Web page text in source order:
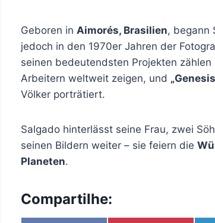
Geboren in Aimorés, Brasilien, begann
jedoch in den 1970er Jahren der
seinen bedeutendsten Projekten zählen
Arbeitern weltweit zeigen, und
Völker porträtiert.
Salgado hinterlässt seine Frau, zwei
seinen Bildern weiter – sie feiern die
Planeten.
Compartilhe: